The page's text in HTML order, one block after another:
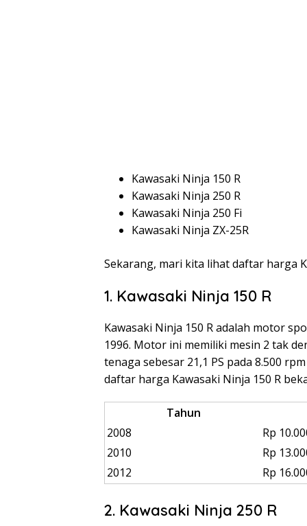
Kawasaki Ninja 150 R
Kawasaki Ninja 250 R
Kawasaki Ninja 250 Fi
Kawasaki Ninja ZX-25R
Sekarang, mari kita lihat daftar harga
1. Kawasaki Ninja 150 R
Kawasaki Ninja 150 R adalah motor
1996. Motor ini memiliki mesin 2 tak
tenaga sebesar 21,1 PS pada 8.500
daftar harga Kawasaki Ninja 150 R
Tahun
2008
Rp
2010
Rp
2012
Rp
2. Kawasaki Ninja 250 R